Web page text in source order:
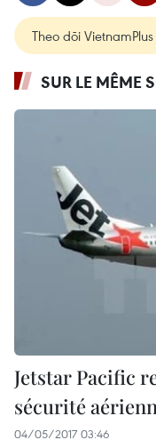
Theo dõi VietnamPlus
SUR LE MÊME
Jetstar Pacific
sécurité
04/05/2017 03:46